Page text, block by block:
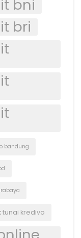
bni
bri
bandung
tunai kredivo